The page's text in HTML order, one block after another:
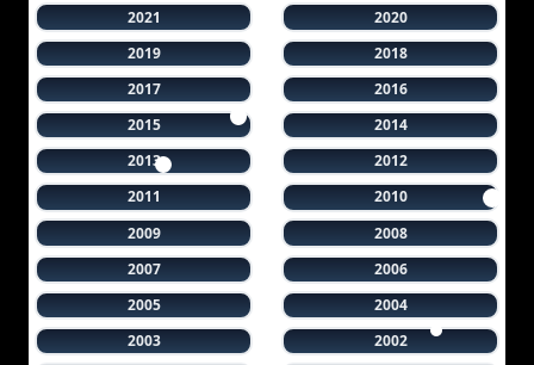
2021
2020
2019
2018
2017
2016
2015
2014
2013
2012
2011
2010
2009
2008
2007
2006
2005
2004
2003
2002